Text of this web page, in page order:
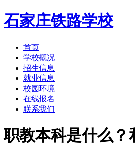
石家庄铁路学校
首页
学校概况
招生信息
就业信息
校园环境
在线报名
联系我们
职教本科是什么？